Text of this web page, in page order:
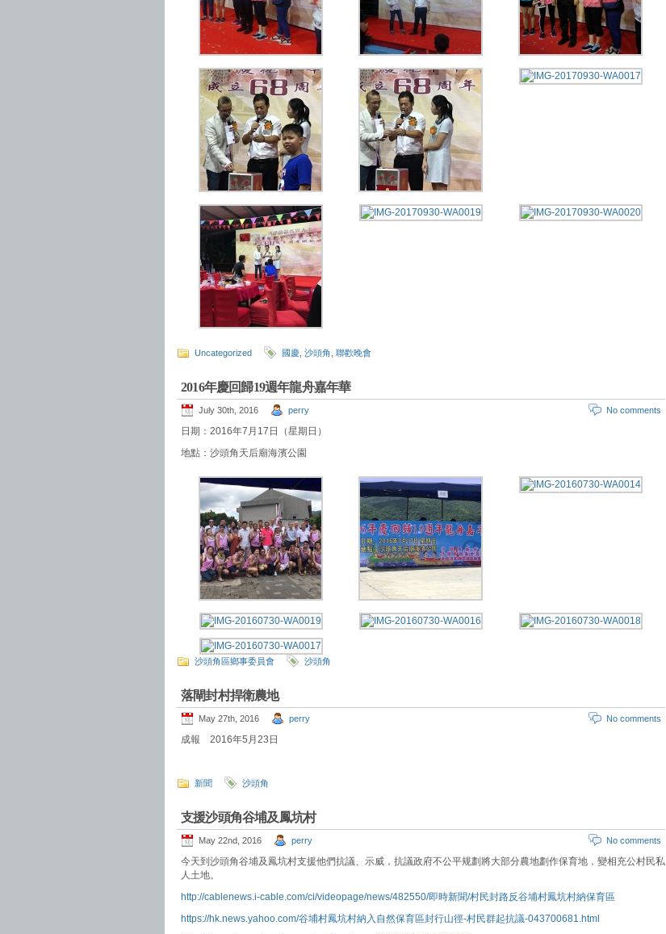
Uncategorized 國慶 沙頭角 聯歡晚會
2016年慶回歸19週年龍舟嘉年華
July 30th, 2016 perry No comments
日期：2016年7月17日（星期日）
地點：沙頭角天后廟海濱公園
沙頭角區鄉事委員會 沙頭角
落閘封村捍衛農地
May 27th, 2016 perry No comments
成報 2016年5月23日
新聞 沙頭角
支援沙頭角谷埔及鳳坑村
May 22nd, 2016 perry No comments
今天到沙頭角谷埔及鳳坑村支援他們抗議、示威，抗議政府不公平规劃將大部分農地劃作保育地，變相充公村民私
人土地。
http://cablenews.i-cable.com/ci/videopage/news/482550/即時新聞/村民封路反谷埔村鳳坑村納保育區
https://hk.news.yahoo.com/谷埔村鳳坑村納入自然保育區封行山徑-村民群起抗議-043700681.html